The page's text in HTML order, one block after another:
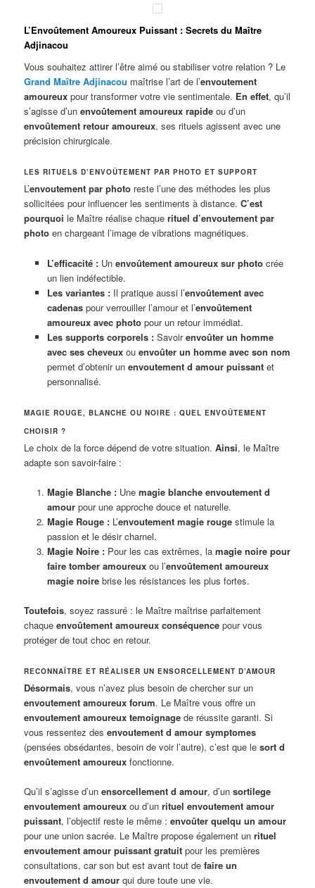
L’Envoûtement Amoureux Puissant : Secrets du Maître
Adjinacou
Vous souhaitez attirer l’être aimé ou stabiliser votre relation ? Le
Grand Maître Adjinacou maîtrise l’art de l’envoutement
amoureux pour transformer votre vie sentimentale. En effet, qu’il
s’agisse d’unenvoûtement amoureux rapide ou d’un
envoûtement retour amoureux, ses rituels agissent avec une
précision chirurgicale.
LES RITUELS D’ENVOÛTEMENT PAR PHOTO ET SUPPORT
L’envoutement par photo reste l’une des méthodes les plus
sollicitées pour influencer les sentiments à distance.C’est
pourquoi le Maître réalise chaquerituel d’envoutement par
photo en chargeant l’image de vibrations magnétiques.
L’efficacité :Un envoûtement amoureux sur photocrée
un lien indéfectible.
Les variantes :Il pratique aussi l’envoûtement avec
cadenaspour verrouiller l’amour et l’envoûtement
amoureux avec photopour un retour immédiat.
Les supports corporels :Savoirenvoûter un homme
avec ses cheveuxou envoûter un homme avec son nom
permet d’obtenir un envoutement d amour puissantet
personnalisé.
MAGIE ROUGE, BLANCHE OU NOIRE : QUEL ENVOÛTEMENT
CHOISIR ?
Le choix de la force dépend de votre situation.Ainsi, le Maître
adapte son savoir-faire :
Magie Blanche :Une magie blanche envoutement d
amourpour une approche douce et naturelle.
Magie Rouge :L’envoutement magie rougestimule la
passion et le désir charnel.
Magie Noire :Pour les cas extrêmes, la magie noire pour
faire tomber amoureuxou l’envoûtement amoureux
magie noirebrise les résistances les plus fortes.
Toutefois, soyez rassuré : le Maître maîtrise parfaitement
chaqueenvoûtement amoureux conséquence pour vous
protéger de tout choc en retour.
RECONNAÎTRE ET RÉALISER UN ENSORCELLEMENT D’AMOUR
Désormais, vous n’avez plus besoin de chercher sur un
envoutement amoureux forum. Le Maître vous offre un
envoutement amoureux temoignage de réussite garanti. Si
vous ressentez desenvoutement d amour symptomes
(pensées obsédantes, besoin de voir l’autre), c’est que lesort d
envoûtement amoureux fonctionne.
Qu’il s’agisse d’unensorcellement d amour, d’unsortilege
envoutement amoureux ou d’unrituel envoutement amour
puissant, l’objectif reste le même :envoûter quelqu un amour
pour une union sacrée. Le Maître propose également unrituel
envoutement amour puissant gratuit pour les premières
consultations, car son but est avant tout defaire un
envoutement d amour qui dure toute une vie.